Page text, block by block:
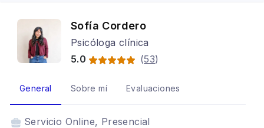
Sofía Cordero
Psicóloga clínica
5.0
(53)
General Sobre mí Evaluaciones
Servicio Online, Presencial